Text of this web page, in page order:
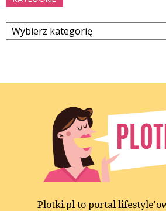
Kategorie
Plotki.pl to portal